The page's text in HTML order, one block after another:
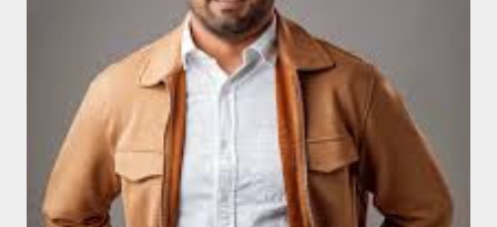
RadioMags Emisora Digital Venezolana